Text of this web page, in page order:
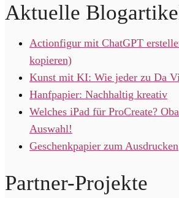
Aktuelle
Actionfigur mit ChatGPT
kopieren)
Kunst mit KI: Wie jeder zu Da
Hanfpapier: Nachhaltig kreativ
Welches iPad für ProCreate?
Auswahl!
Geschenkpapier zum Ausdrucken
Partner-Projekte